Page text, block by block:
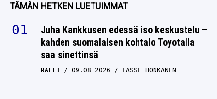
TÄMÄN HETKEN LUETUIMMAT
Juha Kankkusen edessä iso keskustelu –
kahden suomalaisen kohtalo Toyotalla
saa sinettinsä
RALLI 09.08.2026 LASSE HONKANEN